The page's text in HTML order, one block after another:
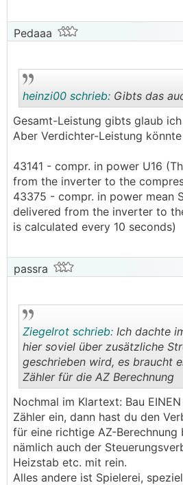
Pedaaa
heinzi00 schrieb: Gibts das
Gesamt-Leistung gibts glaub
Aber Verdichter-Leistung
43141 - compr. in power U16
from the inverter to the
43375 - compr. in power mean
delivered from the inverter to
is calculated every 10 seconds)
passra
..
Ziegelrot schrieb: Ich dachte
hier soviel über zusätzliche
geschrieben wird, es braucht
Zähler für die AZ Berechnung
Nochmal im Klartext: Bau
Zähler ein, dann hast du den
für eine richtige AZ-
nämlich auch der
Heizstab etc. mit rein.
Alles andere ist Spielerei,